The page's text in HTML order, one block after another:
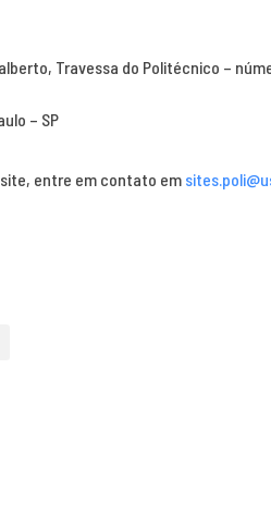
Travessa do Politécnico –
– SP
entre em contato em